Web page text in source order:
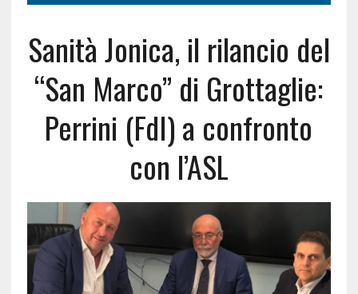
Sanità Jonica, il rilancio del
“San Marco” di Grottaglie:
Perrini (FdI) a confronto
con l’ASL